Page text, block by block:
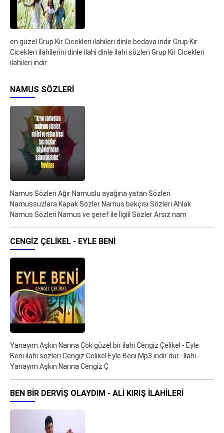
en güzel Grup Kir Cicekleri ilahileri dinle bedava indir Grup Kir
Cicekleri ilahilerini dinle ilahi dinle ilahi sözleri Grup Kir Cicekleri
ilahileri indir
NAMUS SÖZLERI
Namus Sözleri Ağır Namuslu ayağına yatan Sözleri
Namussuzlara Kapak Sözler Namus bekçisi Sözleri Ahlak
Namus Sözleri Namus ve şeref ile İlgili Sözler Arsız nam
CENGIZ ÇELIKEL - EYLE BENI
Yanayım Aşkın Narına Çok güzel bir ilahi Cengiz Çelikel - Eyle
Beni ilahi sözleri Cengiz Celikel Eyle Beni Mp3 indir dur · İlahi -
Yanayım Aşkın Narına Cengiz Ç
BEN BIR DERVIŞ OLAYDIM - ALI KIRIŞ ILAHILERI